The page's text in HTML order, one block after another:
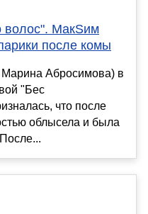
МакSим
после комы
Абросимова) в
"Бес
что после
облысела и была